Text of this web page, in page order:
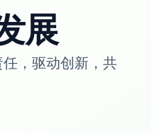
展
，驱动创新，共